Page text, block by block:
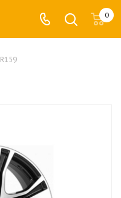
0
R159